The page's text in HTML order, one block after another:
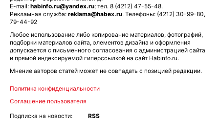
E-mail: habinfo.ru@yandex.ru; тел. 8 (4212) 47-55-48.
Рекламная служба: reklama@habex.ru. Телефоны: (4212) 30-99-80,
79-44-92
Любое использование либо копирование материалов, фотографий,
подборки материалов сайта, элементов дизайна и оформления
допускается с письменного согласования с администрацией сайта
и прямой индексируемой гиперссылкой на сайт Habinfo.ru.
Мнение авторов статей может не совпадать с позицией редакции.
Политика конфиденциальности
Соглашение пользователя
Подписка на новости:
RSS